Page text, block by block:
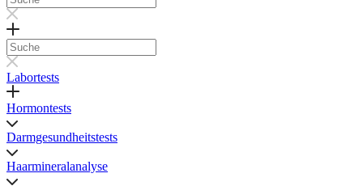
Suche
Labortests
Hormontests
Darmgesundheitstests
Haarmineralanalyse